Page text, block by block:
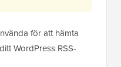
för att hämta
WordPress RSS-